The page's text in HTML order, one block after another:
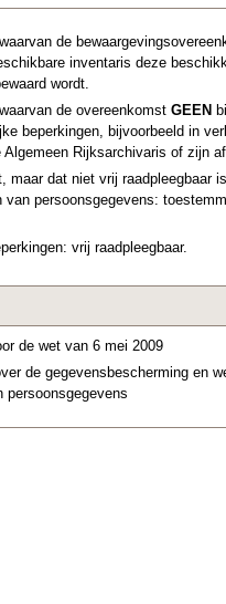
de
inventaris deze
wordt.
de overeenkomst GEEN
beperkingen, bijvoorbeeld in
Rijksarchivaris of zijn
maar dat niet vrij raadpleegbaar
persoonsgegevens:
vrij raadpleegbaar.
de wet van 6 mei 2009
de gegevensbescherming en
persoonsgegevens